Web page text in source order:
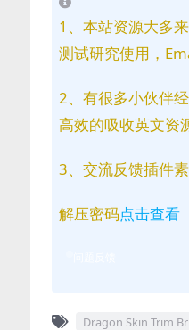
1、本站资源大多
测试研究使用，
2、有很多小伙伴
高效的吸收英文资
3、交流反馈插件
解压密码点击查看
Dragon Skin Trim